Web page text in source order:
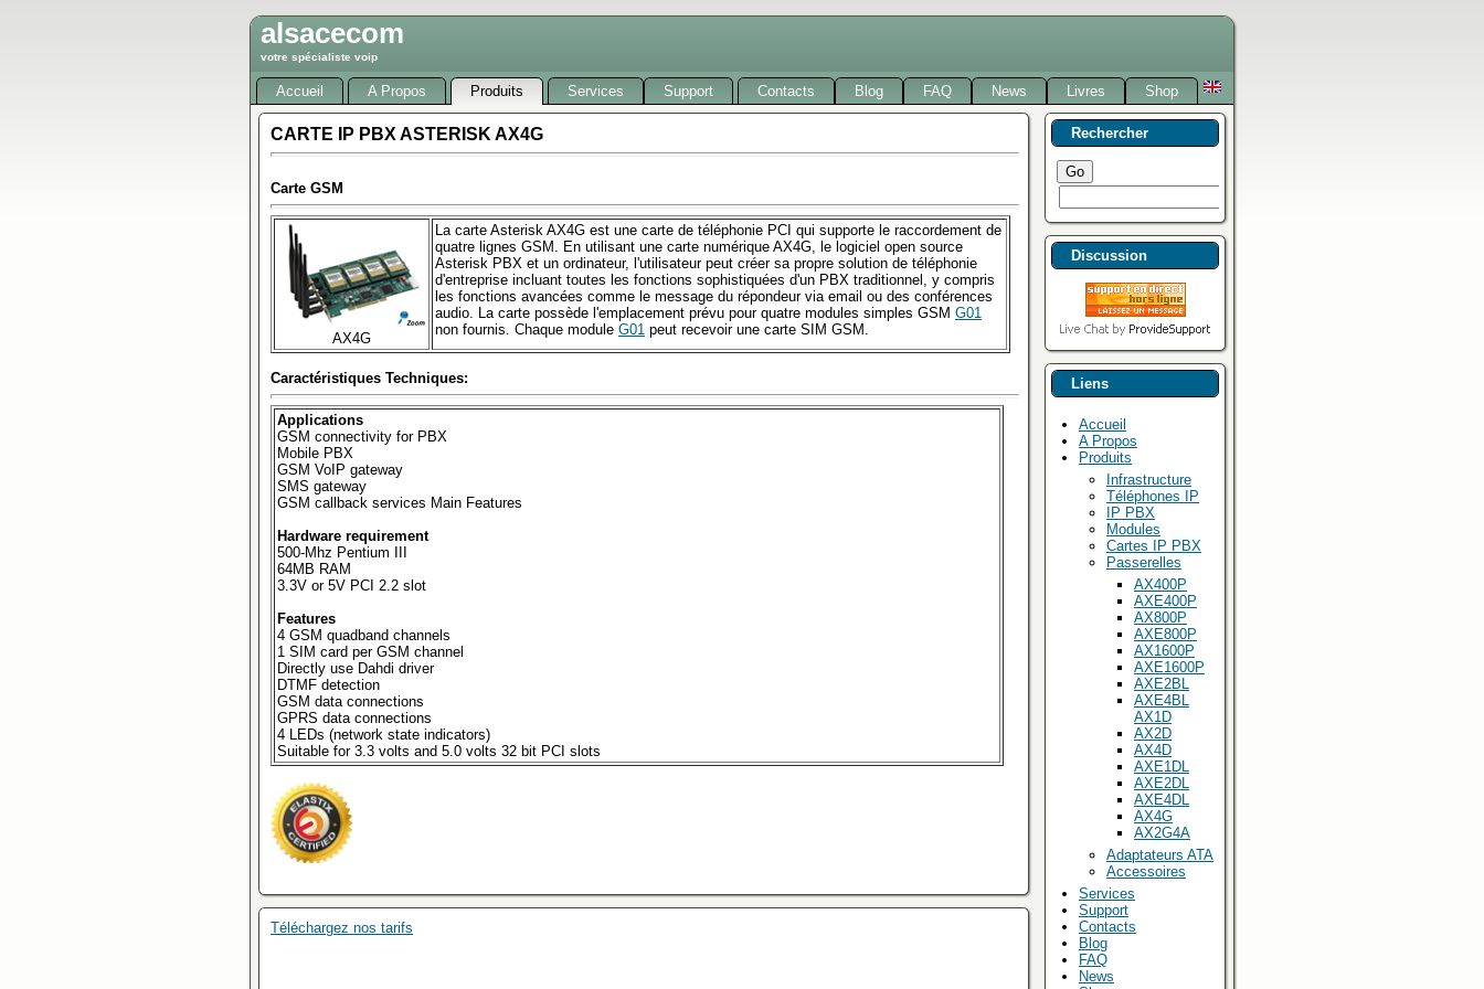
alsacecom
votre spécialiste voip
Accueil A Propos Produits Services Support Contacts Blog FAQ News Livres Shop
Rechercher
Discussion
Liens
Accueil
A Propos
Produits
Infrastructure
Téléphones IP
IP PBX
Modules
Cartes IP PBX
Passerelles
AX400P
AXE400P
AX800P
AXE800P
AX1600P
AXE1600P
AXE2BL
AXE4BL
AX1D
AX2D
AX4D
AXE1DL
AXE2DL
AXE4DL
AX4G
AX2G4A
Adaptateurs ATA
Accessoires
Services
Support
Contacts
Blog
FAQ
News
CARTE IP PBX ASTERISK AX4G
Carte GSM
AX4G
La carte Asterisk AX4G est une carte de téléphonie PCI qui supporte le raccordement de
quatre lignes GSM. En utilisant une carte numérique AX4G, le logiciel open source
Asterisk PBX et un ordinateur, l'utilisateur peut créer sa propre solution de téléphonie
d'entreprise incluant toutes les fonctions sophistiquées d'un PBX traditionnel, y compris
les fonctions avancées comme le message du répondeur via email ou des conférences
audio. La carte possède l'emplacement prévu pour quatre modules simples GSM G01
non fournis. Chaque module G01 peut recevoir une carte SIM GSM.
Caractéristiques Techniques:
Applications
GSM connectivity for PBX
Mobile PBX
GSM VoIP gateway
SMS gateway
GSM callback services Main Features
Hardware requirement
500-Mhz Pentium III
64MB RAM
3.3V or 5V PCI 2.2 slot
Features
4 GSM quadband channels
1 SIM card per GSM channel
Directly use Dahdi driver
DTMF detection
GSM data connections
GPRS data connections
4 LEDs (network state indicators)
Suitable for 3.3 volts and 5.0 volts 32 bit PCI slots
Téléchargez nos tarifs